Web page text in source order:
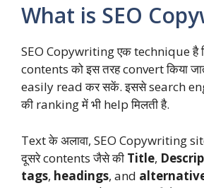
What is SEO
SEO Copywriting एक technique
contents को इस तरह convert किया
easily read कर सकें. इससे search
की ranking में भी help मिलती है.
Text के अलावा, SEO Copywriting
दूसरे contents जैसे की Title,
tags, headings, and